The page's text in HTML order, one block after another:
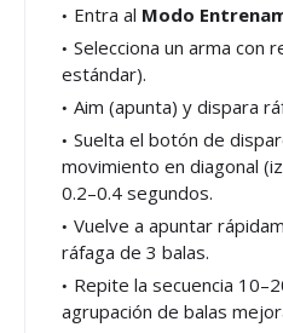
Entra al Modo
Selecciona un arma con
estándar).
Aim (apunta) y dispara
Suelta el botón de
movimiento en diagonal
0.2–0.4 segundos.
Vuelve a apuntar
ráfaga de 3 balas.
Repite la secuencia
agrupación de balas